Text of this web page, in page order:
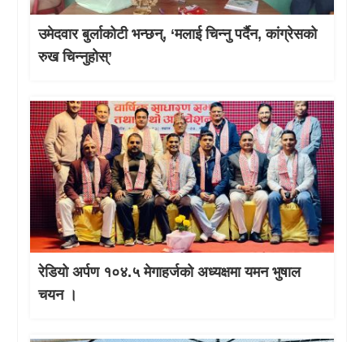
उमेदवार बुर्लाकोटी भन्छन्, ‘मलाई चिन्नु पर्दैन, कांग्रेसको
रुख चिन्नुहोस्’
रेडियो अर्पण १०४.५ मेगाहर्जको अध्यक्षमा यमन भुषाल
चयन ।